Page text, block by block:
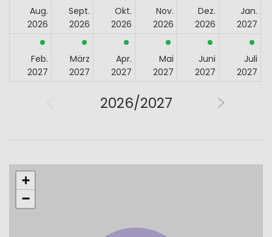
Aug.
2026
Sept.
2026
Okt.
2026
Nov.
2026
Dez.
2026
Jan.
2027
Feb.
2027
März
2027
Apr.
2027
Mai
2027
Juni
2027
Juli
2027
2026/2027
+
−